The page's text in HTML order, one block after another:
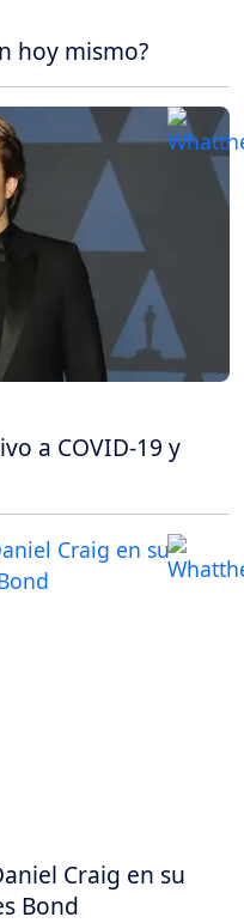
hoy mismo?
a COVID-19 y
Craig en su
Bond